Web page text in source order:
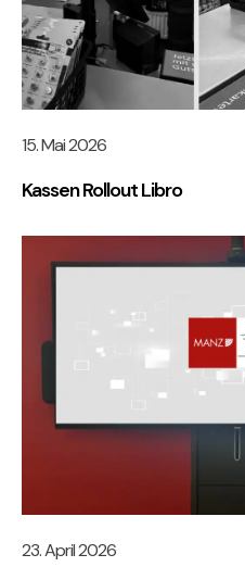
15. Mai 2026
Kassen Rollout Libro
23. April 2026